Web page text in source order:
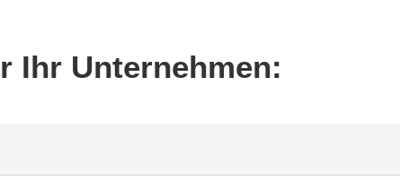
Ihr Unternehmen: